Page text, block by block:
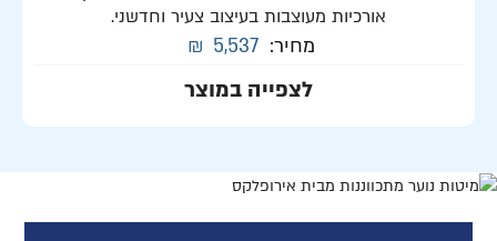
אורכיות מעוצבות בעיצוב צעיר וחדשני.
מחיר: 5,537
₪
לצפייה במוצר